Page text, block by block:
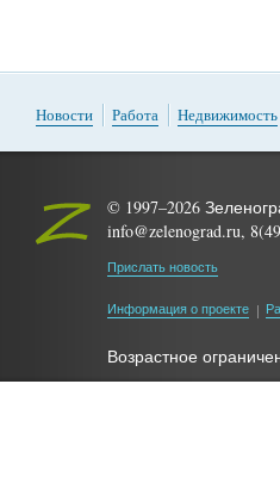
Новости Работа Недвижимость
© 1997–2026
info@zelenograd.ru,
Прислать новость
Информация о проекте
Возрастное